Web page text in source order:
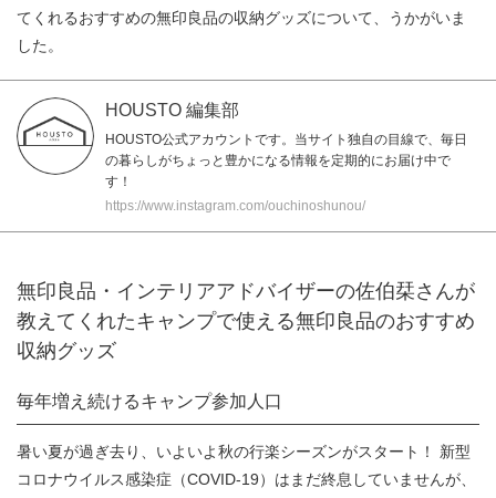
てくれるおすすめの無印良品の収納グッズについて、うかがいま
した。
HOUSTO 編集部
HOUSTO公式アカウントです。当サイト独自の目線で、毎日
の暮らしがちょっと豊かになる情報を定期的にお届け中で
す！
https://www.instagram.com/ouchinoshunou/
無印良品・インテリアアドバイザーの佐伯栞さんが
教えてくれたキャンプで使える無印良品のおすすめ
収納グッズ
毎年増え続けるキャンプ参加人口
暑い夏が過ぎ去り、いよいよ秋の行楽シーズンがスタート！ 新型
コロナウイルス感染症（COVID-19）はまだ終息していませんが、